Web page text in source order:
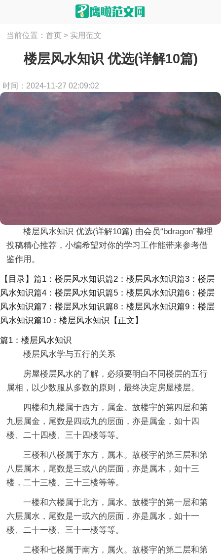
当前位置：首页 > 实用范文
楼层风水知识 优选(详解10篇)
时间：2024-11-27 02:09:02
楼层风水知识 优选(详解10篇) 由会员“bdragon”整理
投稿精心推荐，小编希望对你的学习工作能带来参考借
鉴作用。
【目录】篇1：楼层风水知识篇2：楼层风水知识篇3：楼层
风水知识篇4：楼层风水知识篇5：楼层风水知识篇6：楼层
风水知识篇7：楼层风水知识篇8：楼层风水知识篇9：楼层
风水知识篇10：楼层风水知识【正文】
篇1：楼层风水知识
楼层风水学与五行的关系
房屋楼层风水的了解，必须要明白不同楼层的五行
属相，以少数服从多数的原则，最终决定房屋楼层。
四楼和九楼属于西方，属金。故楼宇的第四层和第
九层属金，尾数是四或九的层面，亦是属金，如十四
楼、二十四楼、三十四楼等等。
三楼和八楼属于东方，属木。故楼宇的第三层和第
八层属木，尾数是三或八的层面，亦是属木，如十三
楼，二十三楼、三十三楼等等。
一楼和六楼属于北方，属水。故楼宇的第一层和第
六层属水，尾数是一或六的层面，亦是属水，如十一
楼、二十一楼、三十一楼等等。
二楼和七楼属于南方，属火。故楼宇的第二层和第